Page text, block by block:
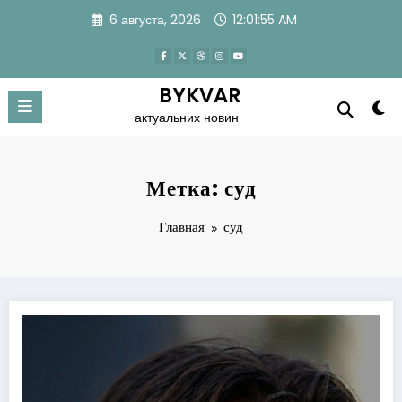
6 августа, 2026 12:01:56 AM
BYKVAR
актуальних новин
Метка: суд
Главная суд